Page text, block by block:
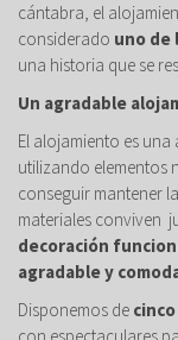
cántabra, el
considerado uno de
una historia que se
Un agradable
El alojamiento es una
utilizando elementos
conseguir mantener
materiales conviven
decoración
agradable y
Disponemos de